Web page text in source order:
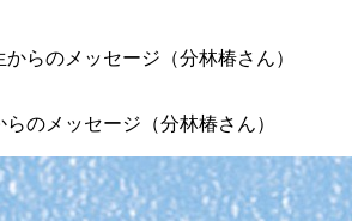
のメッセージ（分林椿さん）